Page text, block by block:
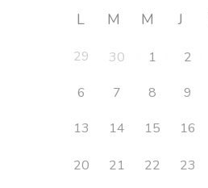
L M M J
29 30 1 2
6
7 8 9
13
14 15 16
20 21 22 23